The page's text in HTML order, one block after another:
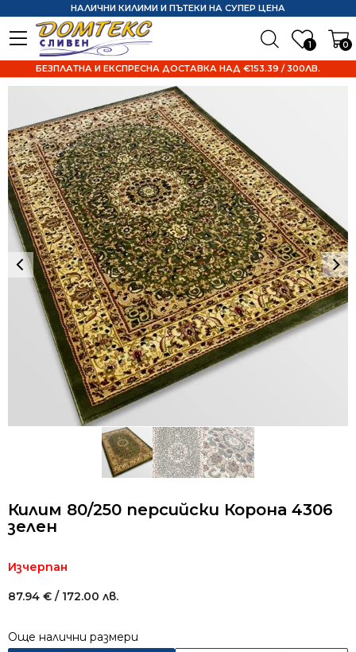
1 0
НАЛИЧНИ КИЛИМИ И ПЪТЕКИ НА СУПЕР ЦЕНА
БЕЗПЛАТНА И ЕКСПРЕСНА ДОСТАВКА НАД €153.39 / 300ЛВ.
Килим 80/250 персийски Корона 4306
зелен
Изчерпан
87.94 € / 172.00 лв.
Още налични размери